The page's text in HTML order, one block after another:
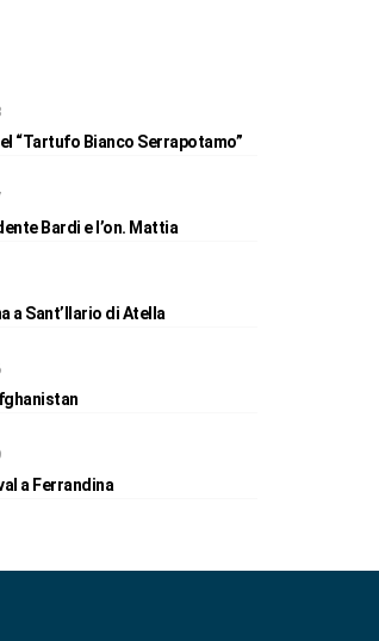
“Tartufo Bianco Serrapotamo”
Bardi e l’on. Mattia
a Sant’Ilario di Atella
a Ferrandina